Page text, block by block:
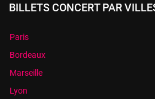
BILLETS CONCERT PAR
Paris
Bordeaux
Marseille
Lyon